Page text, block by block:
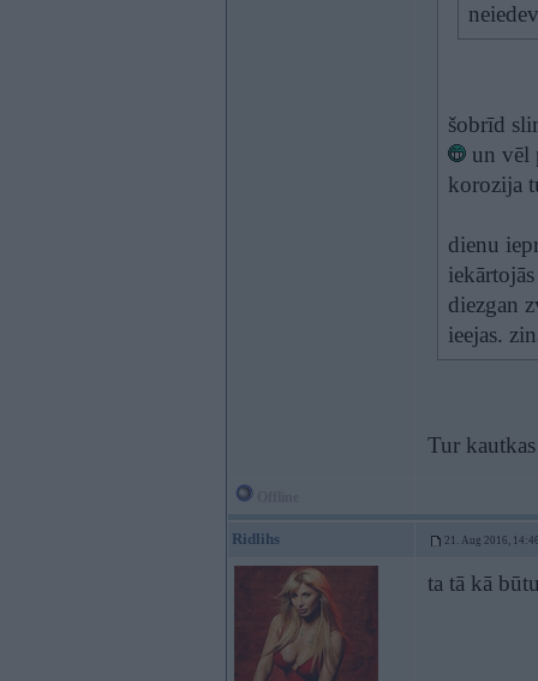
šobrīd
un vēl
korozija
dienu
diezgan
ieejas.
Tur
Ridlihs 21. Aug 2016,
ta tā kā